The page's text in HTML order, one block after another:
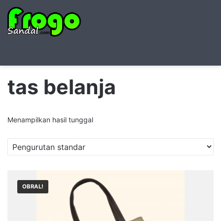
for
tas belanja
Menampilkan hasil tunggal
OBRAL!